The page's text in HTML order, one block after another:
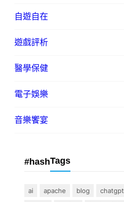
自遊自在
遊戲評析
醫學保健
電子娛樂
音樂饗宴
#hashTags
ai apache blog chatgpt